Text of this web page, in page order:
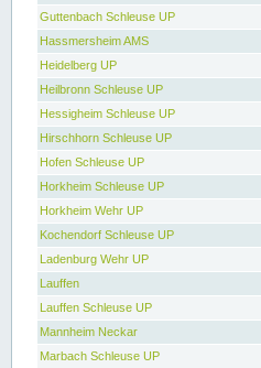
Guttenbach Schleuse UP
Hassmersheim AMS
Heidelberg UP
Heilbronn Schleuse UP
Hessigheim Schleuse UP
Hirschhorn Schleuse UP
Hofen Schleuse UP
Horkheim Schleuse UP
Horkheim Wehr UP
Kochendorf Schleuse UP
Ladenburg Wehr UP
Lauffen
Lauffen Schleuse UP
Mannheim Neckar
Marbach Schleuse UP